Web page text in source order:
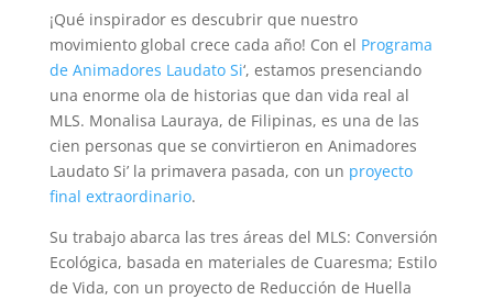
¡Qué inspirador es descubrir que nuestro
movimiento global crece cada año! Con el Programa
de Animadores Laudato Si‘, estamos presenciando
una enorme ola de historias que dan vida real al
MLS. Monalisa Lauraya, de Filipinas, es una de las
cien personas que se convirtieron en Animadores
Laudato Si’ la primavera pasada, con un proyecto
final extraordinario.
Su trabajo abarca las tres áreas del MLS: Conversión
Ecológica, basada en materiales de Cuaresma; Estilo
de Vida, con un proyecto de Reducción de Huella